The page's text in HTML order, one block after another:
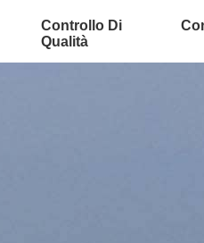
Controllo Di
Qualità